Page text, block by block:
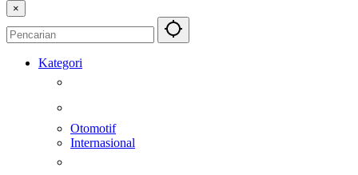
×
Kategori
Otomotif
Internasional